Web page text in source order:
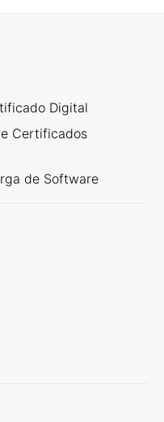
Digital
Certificados
de Software